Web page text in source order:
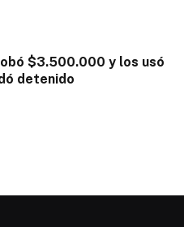
$3.500.000 y los usó
detenido